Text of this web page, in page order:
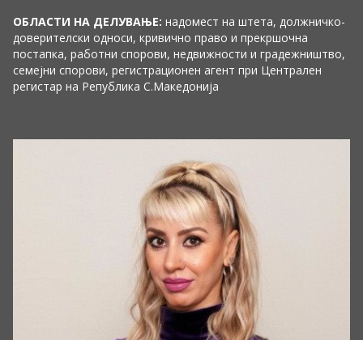
ОБЛАСТИ НА ДЕЛУВАЊЕ: надомест на штета, должничко-
доверителски односи, кривично право и прекршочна
постапка, работни спорови, недвижности и градежништво,
семејни спорови, регистрационен агент при Централен
регистар на Република С.Македонија